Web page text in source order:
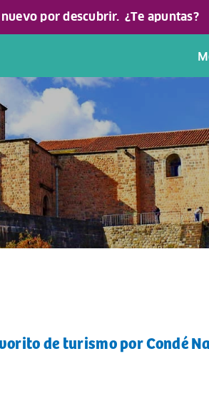
por descubrir. ¿Te apuntas?
de turismo por Condé